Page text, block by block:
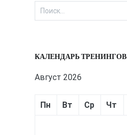
Найти:
КАЛЕНДАРЬ ТРЕНИНГОВ
Август 2026
Пн Вт Ср Чт